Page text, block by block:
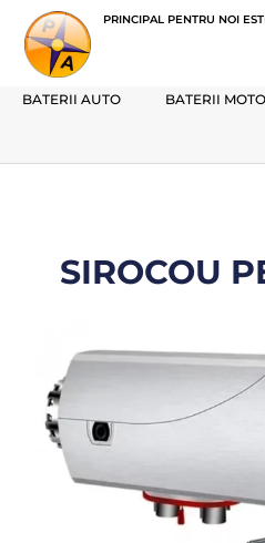
PRINCIPAL PENTRU NOI
BATERII AUTO BATERII
SIROCOU